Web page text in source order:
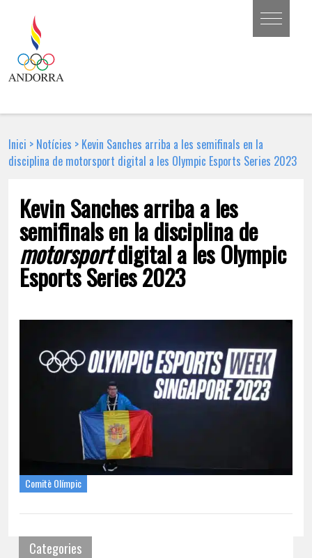
Inici > Notícies > Kevin Sanches arriba a les semifinals en la
disciplina de motorsport digital a les Olympic Esports Series 2023
Kevin Sanches arriba a les
semifinals en la disciplina de
motorsportdigital a les Olympic
Esports Series 2023
Comitè Olímpic
Categories